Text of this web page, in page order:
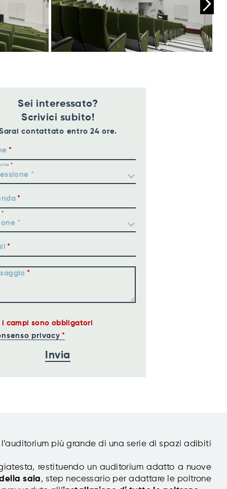
Sei interessato?
Scrivici subito!
contattato entro 24 ore.
campi sono obbligatori
privacy
più grande di una serie di spazi adibiti
restituendo un auditorium adatto a nuove
sala, step necessario per adattare le poltrone